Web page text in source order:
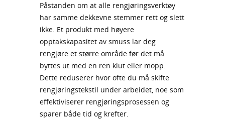
Påstanden om at alle rengjøringsverktøy
har samme dekkevne stemmer rett og slett
ikke. Et produkt med høyere
opptakskapasitet av smuss lar deg
rengjøre et større område før det må
byttes ut med en ren klut eller mopp.
Dette reduserer hvor ofte du må skifte
rengjøringstekstil under arbeidet, noe som
effektiviserer rengjøringsprosessen og
sparer både tid og krefter.